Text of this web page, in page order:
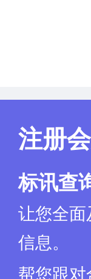
注册
标讯查
让您全面
信息。
帮您跟